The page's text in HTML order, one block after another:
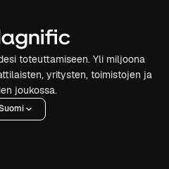
toteuttamiseen. Yli miljoona
yritysten, toimistojen ja
joukossa.